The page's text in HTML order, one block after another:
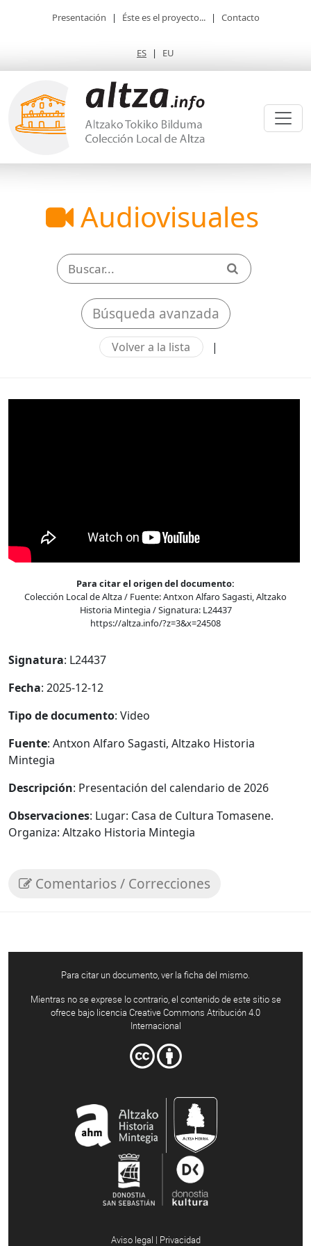
Presentación | Éste es el proyecto... | Contacto
ES | EU
Audiovisuales
Búsqueda avanzada
Volver a la lista |
Para citar el origen del documento:
Colección Local de Altza / Fuente: Antxon Alfaro Sagasti, Altzako
Historia Mintegia / Signatura: L24437
https://altza.info/?z=3&x=24508
Signatura: L24437
Fecha: 2025-12-12
Tipo de documento: Video
Fuente: Antxon Alfaro Sagasti, Altzako Historia
Mintegia
Descripción: Presentación del calendario de 2026
Observaciones: Lugar: Casa de Cultura Tomasene.
Organiza: Altzako Historia Mintegia
Comentarios / Correcciones
Para citar un documento, ver la ficha del mismo.
Mientras no se exprese lo contrario, el contenido de este sitio se
ofrece bajo licencia Creative Commons Atribución 4.0
Internacional
Aviso legal | Privacidad